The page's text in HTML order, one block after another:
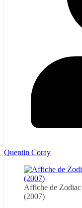
Quentin Coray
Affiche de Zodiac
(2007)